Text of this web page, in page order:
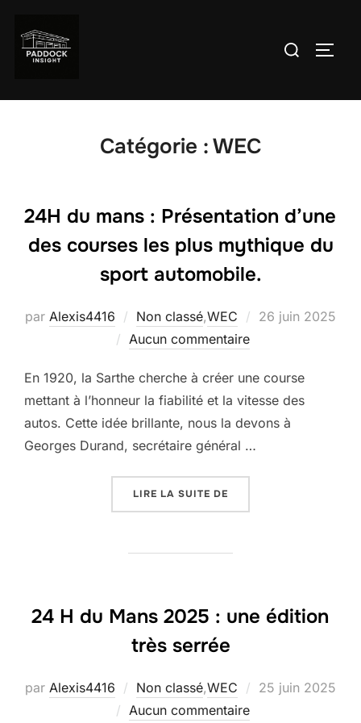
contenu
Rechercher :
Catégorie :WEC
24H du mans : Présentation d’une
des courses les plus mythique du
sport automobile.
par Alexis4416 Non classé,WEC
Publié
26 juin 2025
Aucun commentaire
En 1920, la Sarthe cherche à créer une course
mettant à l’honneur la fiabilité et la vitesse des
autos. Cette idée brillante, nous la devons à
Georges Durand, secrétaire général …
LIRE LA SUITE DE
24 H du Mans 2025 : une édition
très serrée
par Alexis4416 Non classé,WEC
Publié
25 juin 2025
Aucun commentaire